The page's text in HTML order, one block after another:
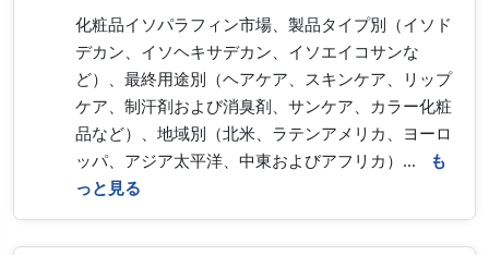
化粧品イソパラフィン市場、製品タイプ別（イソド
デカン、イソヘキサデカン、イソエイコサンな
ど）、最終用途別（ヘアケア、スキンケア、リップ
ケア、制汗剤および消臭剤、サンケア、カラー化粧
品など）、地域別（北米、ラテンアメリカ、ヨーロ
ッパ、アジア太平洋、中東およびアフリカ）...
も
っと見る